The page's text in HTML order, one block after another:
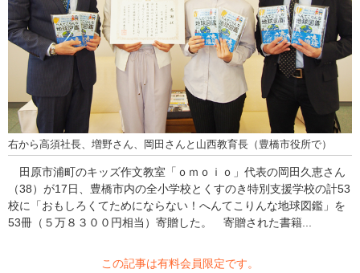
右から高須社長、増野さん、岡田さんと山西教育長（豊橋市役所で）
田原市浦町のキッズ作文教室「ｏｍｏｉｏ」代表の岡田久恵さん
（38）が17日、豊橋市内の全小学校とくすのき特別支援学校の計53
校に「おもしろくてためにならない！へんてこりんな地球図鑑」を
53冊（５万８３００円相当）寄贈した。 寄贈された書籍...
この記事は有料会員限定です。